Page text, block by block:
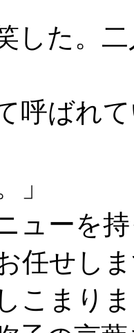
した。
呼ばれ
」
ューを
任せし
こまり